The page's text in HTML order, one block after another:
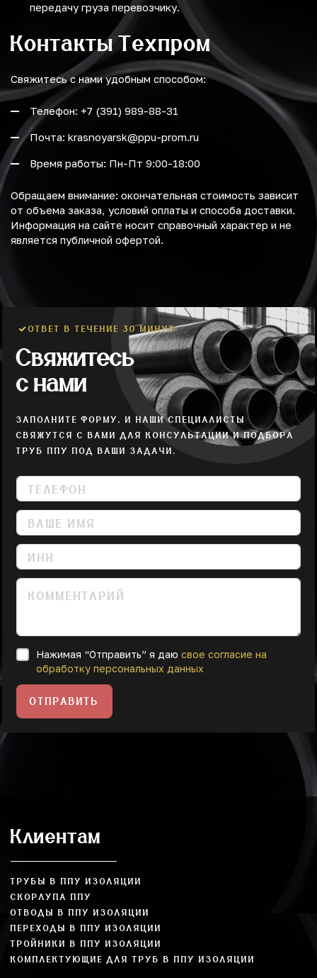
передачу груза перевозчику.
Контакты Техпром
Свяжитесь с нами удобным способом:
Телефон: +7 (391) 989-88-31
Почта: krasnoyarsk@ppu-prom.ru
Время работы: Пн-Пт 9:00-18:00
Обращаем внимание: окончательная стоимость зависит
от объема заказа, условий оплаты и способа доставки.
Информация на сайте носит справочный характер и не
является публичной офертой.
ОТВЕТ В ТЕЧЕНИЕ 30 МИНУТ
Свяжитесь
с нами
ЗАПОЛНИТЕ ФОРМУ, И НАШИ СПЕЦИАЛИСТЫ
СВЯЖУТСЯ С ВАМИ ДЛЯ КОНСУЛЬТАЦИИ И ПОДБОРА
ТРУБ ППУ ПОД ВАШИ ЗАДАЧИ.
Нажимая “Отправить” я даю свое согласие на
обработку персональных данных
ОТПРАВИТЬ
Клиентам
ТРУБЫ В ППУ ИЗОЛЯЦИИ
СКОРЛУПА ППУ
ОТВОДЫ В ППУ ИЗОЛЯЦИИ
ПЕРЕХОДЫ В ППУ ИЗОЛЯЦИИ
ТРОЙНИКИ В ППУ ИЗОЛЯЦИИ
КОМПЛЕКТУЮЩИЕ ДЛЯ ТРУБ В ППУ ИЗОЛЯЦИИ